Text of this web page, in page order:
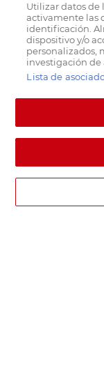
Utilizar datos de
activamente las
identificación.
dispositivo y/o
personalizados,
investigación de
Lista de